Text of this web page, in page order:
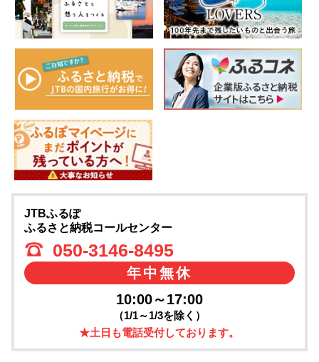
JTBふるぽ
ふるさと納税コールセンター
050-3146-8495
年中無休
10:00～17:00
（1/1～1/3を除く）
★土日も電話受付しております。